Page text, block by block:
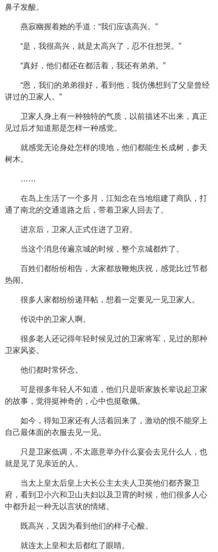
鼻子发酸。
燕寂幽握着她的手道：“我们应该高兴。”
“是，我很高兴，就是太高兴了，忍不住想哭。”
“真好，他们都还在都活着，我还有弟弟。”
“恩，我们的弟弟很好，看到他，我仿佛想到了父皇曾经
讲过的卫家人。”
卫家人身上有一种独特的气质，以前描述不出来，真正
见过后才知道那是怎样一种感觉。
就感觉无论身处怎样的境地，他们都能生长成树，参天
树木。
……
在岛上生活了一个多月，江知念在当地组建了商队，打
通了南北的交通道路之后，带着卫家人回去了。
进京后，卫家人正式住进了卫府。
当这个消息传遍京城的时候，整个京城都炸了。
百姓们都纷纷相告，大家都放鞭炮庆祝，感觉比过节都
热闹。
很多人家都纷纷递拜帖，想着一定要见一见卫家人。
传说中的卫家人啊。
很多老人还记得年轻时候见过的卫家将军，见过的那种
卫家风姿。
他们都时常怀念。
可是很多年轻人不知道，他们只是听家族长辈说起卫家
的故事，觉得挺神奇的，心中也挺敬佩。
如今，得知卫家还有人活着回来了，激动的恨不能穿上
自己最体面的衣服去见一见。
只是卫家低调，不太愿意举办什么宴会去见什么人，也
就是见了见亲近的人。
当太上皇太后皇上大长公主太夫人卫英他们都齐聚卫
府，看到卫小六和卫山夫妇以及卫霄的时候，他们很多人心
中都升起一种无以言状的情绪。
既高兴，又因为看到他们的样子心酸。
就连太上皇和太后都红了眼睛。